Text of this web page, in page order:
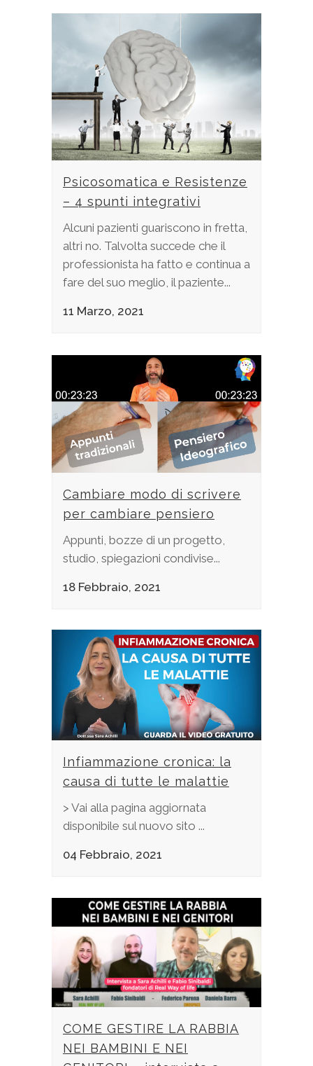
Psicosomatica e Resistenze
– 4 spunti integrativi
Alcuni pazienti guariscono in fretta,
altri no. Talvolta succede che il
professionista ha fatto e continua a
fare del suo meglio, il paziente...
11 Marzo, 2021
Cambiare modo di scrivere
per cambiare pensiero
Appunti, bozze di un progetto,
studio, spiegazioni condivise...
18 Febbraio, 2021
Infiammazione cronica: la
causa di tutte le malattie
> Vai alla pagina aggiornata
disponibile sul nuovo sito ...
04 Febbraio, 2021
COME GESTIRE LA RABBIA
NEI BAMBINI E NEI